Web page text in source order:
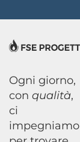
Ogni giorno,
con qualità,
ci
impegniamo